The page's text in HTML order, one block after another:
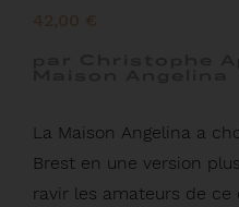
42,00 €
La Maison Angelina a
Brest en une version
ravir les amateurs de